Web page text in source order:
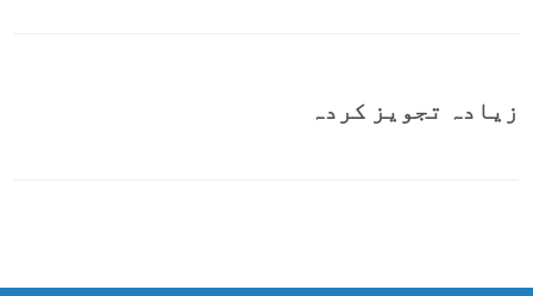
زیادہ تجویز کردہ